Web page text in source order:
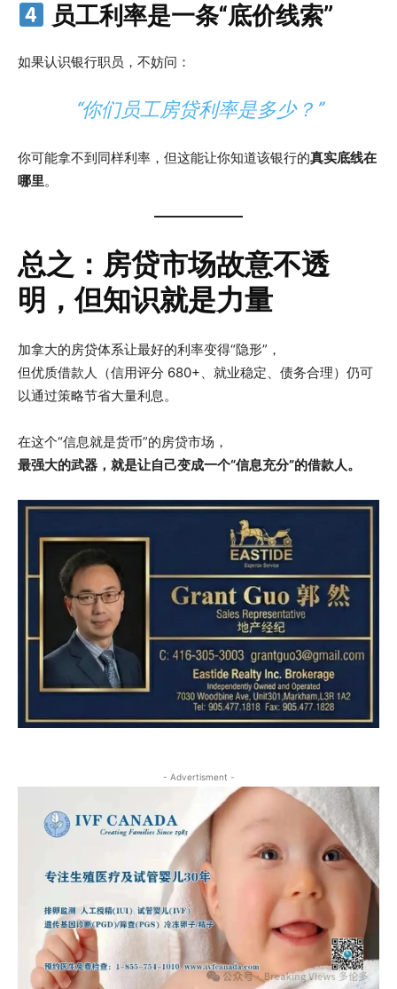
员工利率是一条“底价线索”
如果认识银行职员，不妨问：
“你们员工房贷利率是多少？”
你可能拿不到同样利率，但这能让你知道该银行的真实底线在
哪里。
总之：房贷市场故意不透
明，但知识就是力量
加拿大的房贷体系让最好的利率变得“隐形”，
但优质借款人（信用评分 680+、就业稳定、债务合理）仍可
以通过策略节省大量利息。
在这个“信息就是货币”的房贷市场，
最强大的武器，就是让自己变成一个“信息充分”的借款人。
- Advertisment -